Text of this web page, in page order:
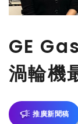
GE
渦輪機
推廣新聞稿